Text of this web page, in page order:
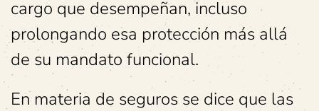
cargo que desempeñan, incluso
prolongando esa protección más allá
de su mandato funcional.
En materia de seguros se dice que las